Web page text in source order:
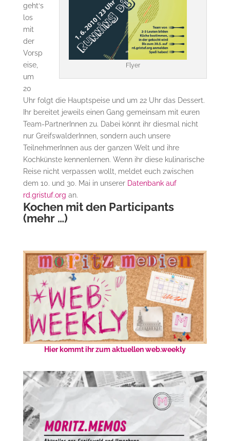
Flyer
geht‘s
los
mit
der
Vorsp
eise,
um
20
Uhr folgt die Hauptspeise und um 22 Uhr das Dessert.
Ihr bereitet jeweils einen Gang gemeinsam mit euren
Team-PartnerInnen zu. Dabei könnt ihr diesmal nicht
nur GreifswalderInnen, sondern auch unsere
TeilnehmerInnen aus der ganzen Welt und ihre
Kochkünste kennenlernen. Wenn ihr diese kulinarische
Reise nicht verpassen wollt, meldet euch zwischen
dem 10. und 30. Mai in unserer Datenbank auf
rd.gristuf.org an.
Kochen mit den Participants
(mehr …)
Hier kommt ihr zum aktuellen web.weekly